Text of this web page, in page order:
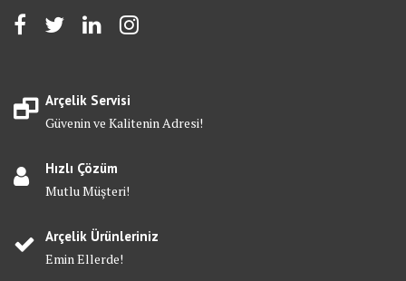
Arçelik Servisi
Güvenin ve Kalitenin Adresi!
Hızlı Çözüm
Mutlu Müşteri!
Arçelik Ürünleriniz
Emin Ellerde!